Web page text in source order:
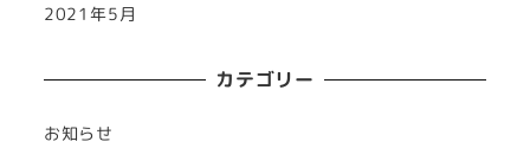
2021年5月
カテゴリー
お知らせ